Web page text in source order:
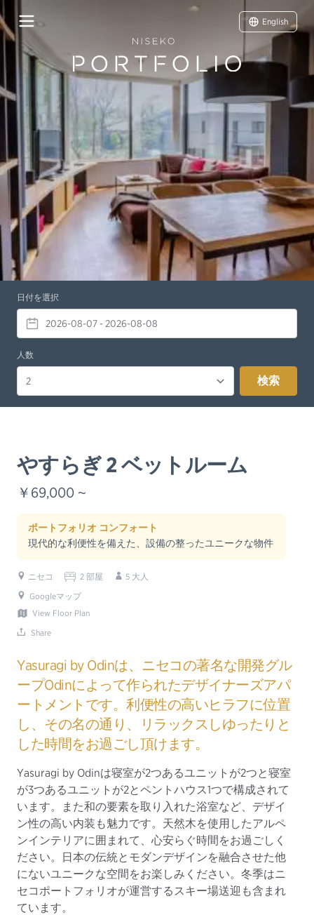
English
日付を選択
人数
検索
やすらぎ 2 ベットルーム
￥69,000 ~
ポートフォリオ コンフォート
現代的な利便性を備えた、設備の整ったユニークな物件
ニセコ 2 部屋
5 大人
Googleマップ
View Floor Plan
Share
Yasuragi by Odinは、ニセコの著名な開発グル
ープOdinによって作られたデザイナーズアパ
ートメントです。利便性の高いヒラフに位置
し、その名の通り、リラックスしゆったりと
した時間をお過ごし頂けます。
Yasuragi by Odinは寝室が2つあるユニットが2つと寝室
が3つあるユニットが2とペントハウス1つで構成されて
います。また和の要素を取り入れた浴室など、デザイ
ン性の高い内装も魅力です。天然木を使用したアルペ
ンインテリアに囲まれて、心安らぐ時間をお過ごしく
ださい。日本の伝統とモダンデザインを融合させた他
にないユニークな空間をお楽しみください。冬季はニ
セコポートフォリオが運営するスキー場送迎も含まれ
ています。